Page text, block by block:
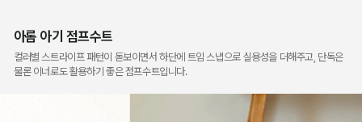
아롬 아기 점프수트
컬러별 스트라이프 패턴이 돋보이면서 하단에 트임 스냅으로 실용성을 더해주고, 단독은
물론 이너로도 활용하기 좋은 점프수트입니다.